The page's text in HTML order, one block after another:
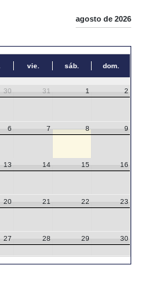
agosto de 2026
vie. sáb. dom.
30 31 1 2
6 7 8 9
13 14 15 16
20 21 22 23
27 28 29 30